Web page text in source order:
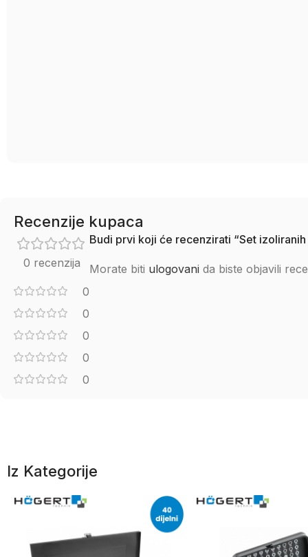
Recenzije kupaca
0 recenzija
0
0
0
0
0
Budi prvi koji će recenzirati “Set
Morate biti ulogovani da biste objavili
Iz Kategorije